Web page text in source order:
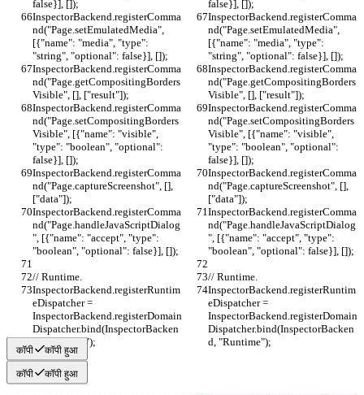
false}], []);
false}], []);
InspectorBackend.registerComma
nd("Page.setEmulatedMedia",
[{"name": "media", "type":
"string", "optional": false}], []);
InspectorBackend.registerComma
nd("Page.setEmulatedMedia",
[{"name": "media", "type":
"string", "optional": false}], []);
InspectorBackend.registerComma
nd("Page.getCompositingBorders
Visible", [], ["result"]);
InspectorBackend.registerComma
nd("Page.getCompositingBorders
Visible", [], ["result"]);
InspectorBackend.registerComma
nd("Page.setCompositingBorders
Visible", [{"name": "visible",
"type": "boolean", "optional":
false}], []);
InspectorBackend.registerComma
nd("Page.setCompositingBorders
Visible", [{"name": "visible",
"type": "boolean", "optional":
false}], []);
InspectorBackend.registerComma
nd("Page.captureScreenshot", [],
["data"]);
InspectorBackend.registerComma
nd("Page.captureScreenshot", [],
["data"]);
InspectorBackend.registerComma
nd("Page.handleJavaScriptDialog
", [{"name": "accept", "type":
"boolean", "optional": false}], []);
InspectorBackend.registerComma
nd("Page.handleJavaScriptDialog
", [{"name": "accept", "type":
"boolean", "optional": false}], []);
// Runtime.
// Runtime.
InspectorBackend.registerRuntim
eDispatcher =
InspectorBackend.registerDomain
Dispatcher.bind(InspectorBacken
d, "Runtime");
InspectorBackend.registerRuntim
eDispatcher =
InspectorBackend.registerDomain
Dispatcher.bind(InspectorBacken
d, "Runtime");
कॉपी कॉपी हुआ
कॉपी कॉपी हुआ